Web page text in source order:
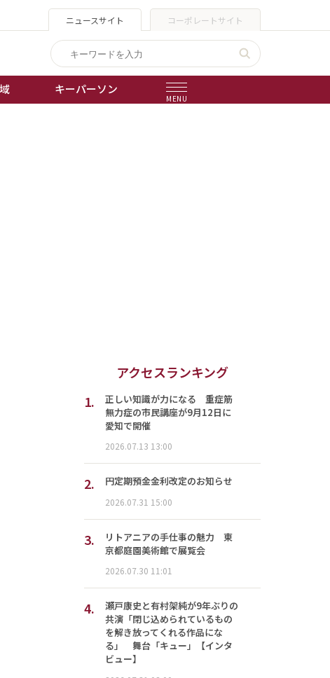
ニュースサイト コーポレートサイト
キーパーソン
MENU
アクセスランキング
1.
正しい知識が力になる 重症筋
無力症の市民講座が9月12日に
愛知で開催
2026.07.13 13:00
2. 円定期預金金利改定のお知らせ
2026.07.31 15:00
3.
リトアニアの手仕事の魅力 東
京都庭園美術館で展覧会
2026.07.30 11:01
4.
瀬戸康史と有村架純が9年ぶりの
共演「閉じ込められているもの
を解き放ってくれる作品にな
る」 舞台「キュー」【インタ
ビュー】